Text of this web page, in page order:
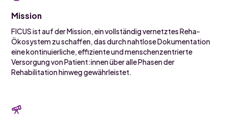
Mission
FICUS ist auf der Mission, ein vollständig vernetztes Reha-
Ökosystem zu schaffen, das durch nahtlose Dokumentation
eine kontinuierliche, effiziente und menschenzentrierte
Versorgung von Patient:innen über alle Phasen der
Rehabilitation hinweg gewährleistet.